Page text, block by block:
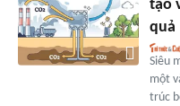
tạo
quả
Siêu
một
trúc